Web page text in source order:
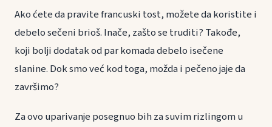
Ako ćete da pravite francuski tost, možete da koristite i
debelo sečeni brioš. Inače, zašto se truditi? Takođe,
koji bolji dodatak od par komada debelo isečene
slanine. Dok smo već kod toga, možda i pečeno jaje da
završimo?
Za ovo uparivanje posegnuo bih za suvim rizlingom u